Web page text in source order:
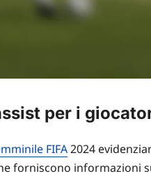
per i
FIFA2024
forniscono informazioni